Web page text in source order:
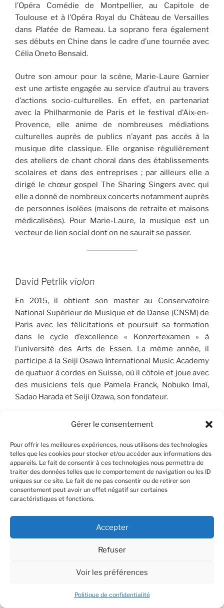
Gérer le consentement
Pour offrir les meilleures expériences, nous utilisons des technologies
telles que les cookies pour stocker et/ou accéder aux informations des
appareils. Le fait de consentir à ces technologies nous permettra de
traiter des données telles que le comportement de navigation ou les ID
uniques sur ce site. Le fait de ne pas consentir ou de retirer son
consentement peut avoir un effet négatif sur certaines
caractéristiques et fonctions.
Accepter
Refuser
Voir les préférences
Politique de confidentialité
l’Opéra Comédie de Montpellier, au Capitole de
Toulouse et à l’Opéra Royal du Château de Versailles
dans Platéede Rameau. La soprano fera également
ses débuts en Chine dans le cadre d’une tournée avec
Célia Oneto Bensaid.
Outre son amour pour la scène, Marie-Laure Garnier
est une artiste engagée au service d’autrui au travers
d’actions socio-culturelles. En effet, en partenariat
avec la Philharmonie de Paris et le festival d’Aix-en-
Provence, elle anime de nombreuses médiations
culturelles auprès de publics n’ayant pas accès à la
musique dite classique. Elle organise régulièrement
des ateliers de chant choral dans des établissements
scolaires et dans des entreprises ; par ailleurs elle a
dirigé le chœur gospel The Sharing Singers avec qui
elle a donné de nombreux concerts notamment auprès
de personnes isolées (maisons de retraite et maisons
médicalisées). Pour Marie-Laure, la musique est un
vecteur de lien social dont on ne saurait se passer.
David Petrlik violon
En 2015, il obtient son master au Conservatoire
National Supérieur de Musique et de Danse (CNSM) de
Paris avec les félicitations et poursuit sa formation
dans le cycle d’excellence « Konzertexamen » à
l’université des Arts de Essen. La même année, il
participe à la Seiji Osawa International Music Academy
de quatuor à cordes en Suisse, où il côtoie et joue avec
des musiciens tels que Pamela Franck, Nobuko Imaï,
Sadao Harada et Seiji Ozawa, son fondateur.
L’année 2016 est une étape importante dans sa jeune
participer au programme « Chamber music connects
the world » et joue avec Steven Isserlis, Christian
Tetzlaff et Gidon Kremer.
Parallèlement à ses études, David remporte des
premiers prix aux concours internationaux Kocian
(Répuplique Tchèque), Flame (Paris), il est lauréat du
concours Jasha Heifetz (Lituanie), Ginette Neveu
(France), avec, à deux reprises, le prix du public, ainsi
que du concours Lipizer (Italie), où il obtient le prix
lauréat du concours Felix Mendelssohn à Berlin et du
interprétation de la pièce de M. Toshio Hosokawa avec